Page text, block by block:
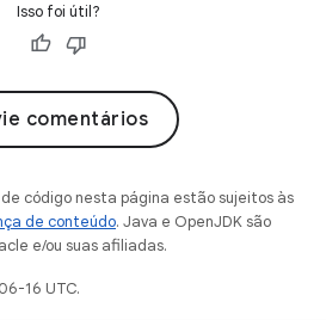
Isso foi útil?
comentários
código nesta página estão sujeitos às
de conteúdo. Java e OpenJDK são
e/ou suas afiliadas.
16 UTC.